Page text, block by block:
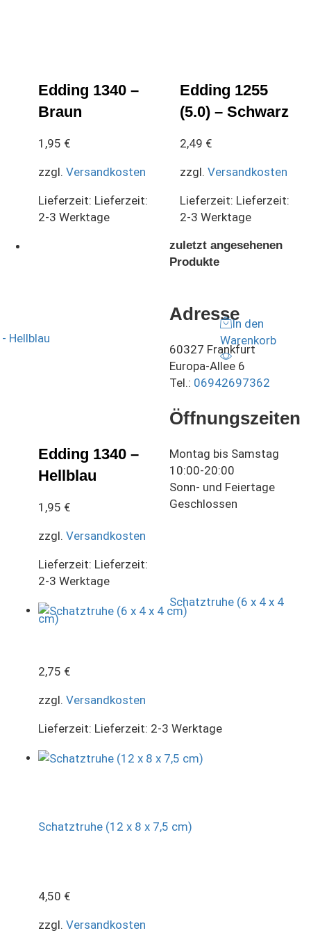
Edding 1340 –
Braun
1,95 €
zzgl. Versandkosten
Lieferzeit: Lieferzeit:
2-3 Werktage
Edding 1255
(5.0) – Schwarz
2,49 €
zzgl. Versandkosten
Lieferzeit: Lieferzeit:
2-3 Werktage
In den
Warenkorb
Edding 1340 –
Hellblau
1,95 €
zzgl. Versandkosten
Lieferzeit: Lieferzeit:
2-3 Werktage
zuletzt angesehenen
Produkte
Adresse
60327 Frankfurt
Europa-Allee 6
Tel.: 06942697362
Öffnungszeiten
Montag bis Samstag
10:00-20:00
Sonn- und Feiertage
Geschlossen
Schatztruhe (6 x 4 x 4
cm)
2,75 €
zzgl. Versandkosten
Lieferzeit: Lieferzeit: 2-3 Werktage
Schatztruhe (12 x 8 x 7,5 cm)
4,50 €
zzgl. Versandkosten